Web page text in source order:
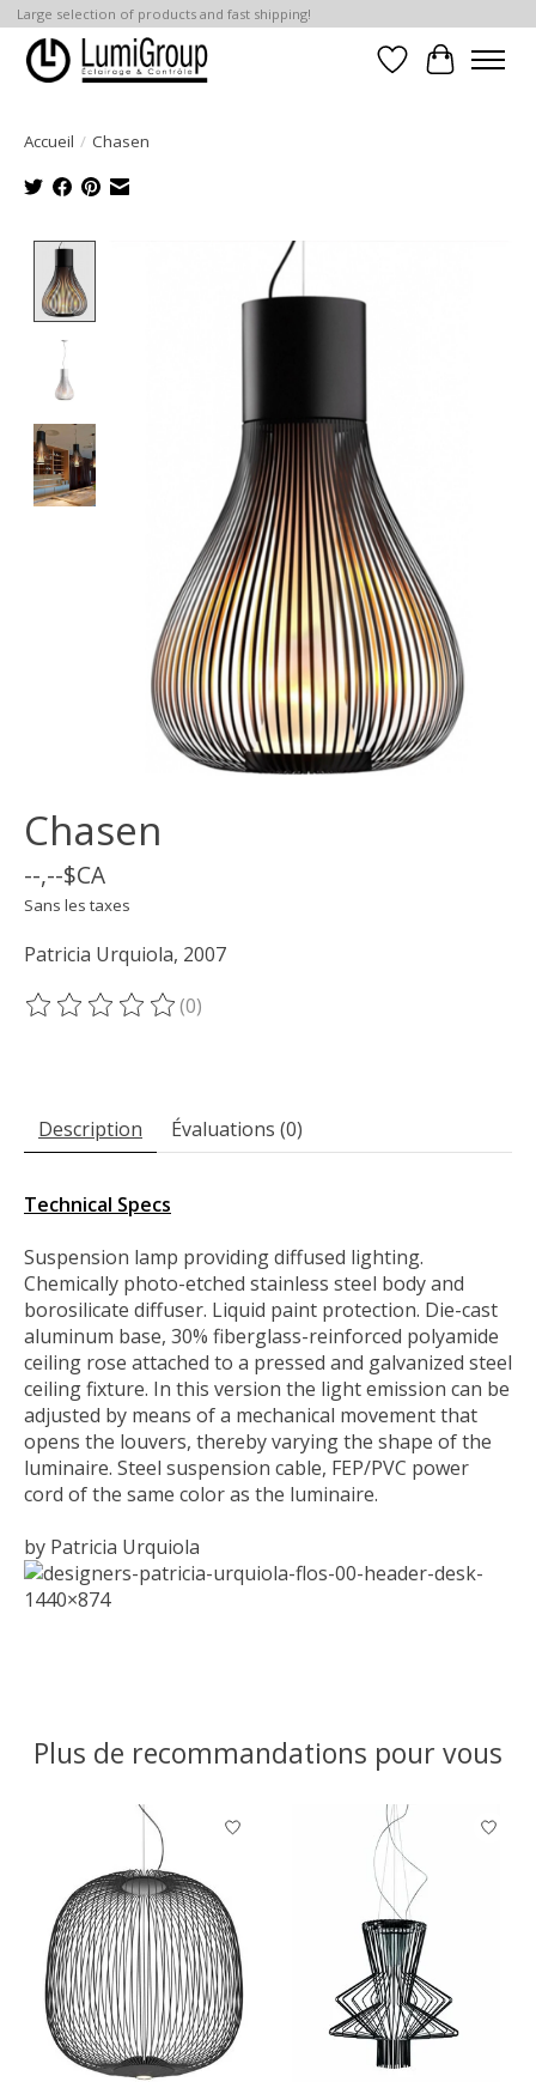
Large selection of products and fast shipping!
Liste dePanier
Accueil / Chasen
Product image slideshow Items
Chasen
--,--$CA
Sans les taxes
Patricia Urquiola, 2007
Ce produit est évalué à
(0)
Description Évaluations (0)
Technical Specs
Suspension lamp providing diffused lighting.
Chemically photo-etched stainless steel body and
borosilicate diffuser. Liquid paint protection. Die-cast
aluminum base, 30% fiberglass-reinforced polyamide
ceiling rose attached to a pressed and galvanized steel
ceiling fixture. In this version the light emission can be
adjusted by means of a mechanical movement that
opens the louvers, thereby varying the shape of the
luminaire. Steel suspension cable, FEP/PVC power
cord of the same color as the luminaire.
by Patricia Urquiola
Plus de recommandations pour vous
Articles du carrousel de produits